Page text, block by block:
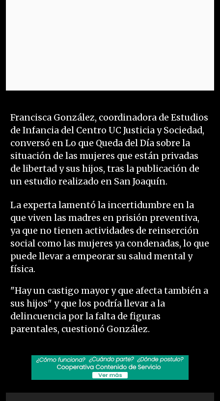
Francisca González, coordinadora de Estudios
de Infancia del Centro UC Justicia y Sociedad,
conversó en Lo que Queda del Día sobre la
situación de las mujeres que están privadas
de libertad y sus hijos, tras la publicación de
un estudio realizado en San Joaquín.
La experta lamentó la incertidumbre en la
que viven las madres en prisión preventiva,
ya que no tienen actividades de reinserción
social como las mujeres ya condenadas, lo que
puede llevar a empeorar su salud mental y
física.
"Hay un castigo mayor y que afecta también a
sus hijos" y que los podría llevar a la
delincuencia por la falta de figuras
parentales, cuestionó González.